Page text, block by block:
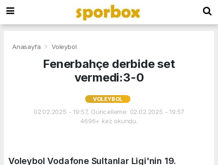
Anasayfa Voleybol
Fenerbahçe derbide set
vermedi:3-0
VOLEYBOL
02.02.2025 - 19:57, Güncelleme: 02.02.2025 - 19:57
4696+ kez okundu.
Voleybol Vodafone Sultanlar Ligi'nin 19.